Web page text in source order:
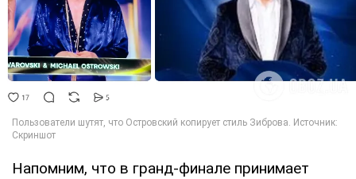
Напомним, что в гранд-финале принимает